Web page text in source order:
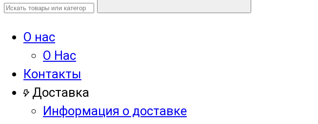
О нас
О Нас
Контакты
Доставка
Информация о доставке